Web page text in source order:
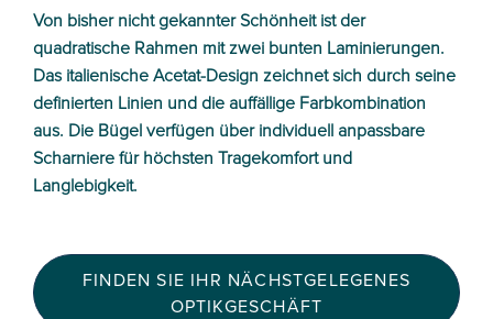
Von bisher nicht gekannter Schönheit ist der
quadratische Rahmen mit zwei bunten Laminierungen.
Das italienische Acetat-Design zeichnet sich durch seine
definierten Linien und die auffällige Farbkombination
aus. Die Bügel verfügen über individuell anpassbare
Scharniere für höchsten Tragekomfort und
Langlebigkeit.
FINDEN SIE IHR NÄCHSTGELEGENES
OPTIKGESCHÄFT